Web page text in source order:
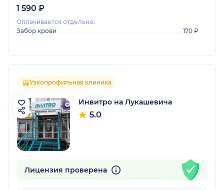
1 590 ₽
Оплачивается отдельно:
Забор крови
170 ₽
Узкопрофильная клиника
Инвитро на Лукашевича
5.0
Лицензия проверена